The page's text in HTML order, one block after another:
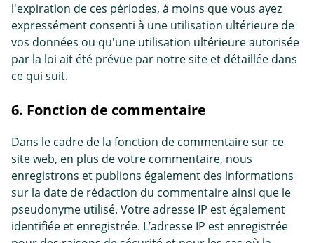
l'expiration de ces périodes, à moins que vous ayez
expressément consenti à une utilisation ultérieure de
vos données ou qu'une utilisation ultérieure autorisée
par la loi ait été prévue par notre site et détaillée dans
ce qui suit.
6. Fonction de commentaire
Dans le cadre de la fonction de commentaire sur ce
site web, en plus de votre commentaire, nous
enregistrons et publions également des informations
sur la date de rédaction du commentaire ainsi que le
pseudonyme utilisé. Votre adresse IP est également
identifiée et enregistrée. L’adresse IP est enregistrée